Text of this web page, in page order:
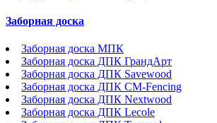
Заборная доска
Заборная доска МПК
Заборная доска ДПК ГрандАрт
Заборная доска ДПК Savewood
Заборная доска ДПК CM-Fencing
Заборная доска ДПК Nextwood
Заборная доска ДПК Lecole